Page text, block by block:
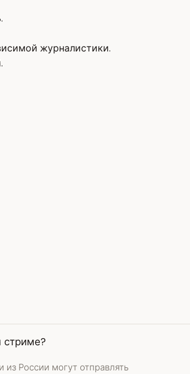
журналистики.
стриме?
России могут отправлять